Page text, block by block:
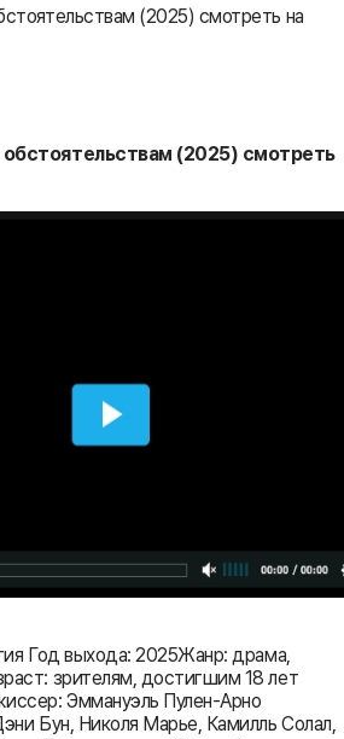
(2025) смотреть на
(2025) смотреть
Год выхода: 2025Жанр: драма,
зрителям, достигшим 18 лет
Эммануэль Пулен-Арно
Бун, Николя Марье, Камилль Солал,